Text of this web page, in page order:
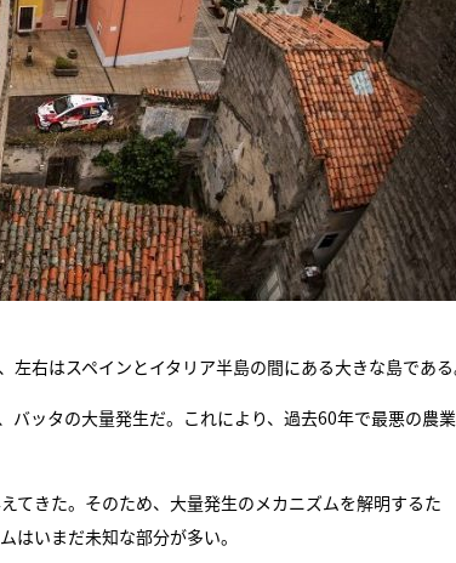
右はスペインとイタリア半島の間にある大きな島である
バッタの大量発生だ。これにより、過去60年で最悪の農
てきた。そのため、大量発生のメカニズムを解明するた
はいまだ未知な部分が多い。